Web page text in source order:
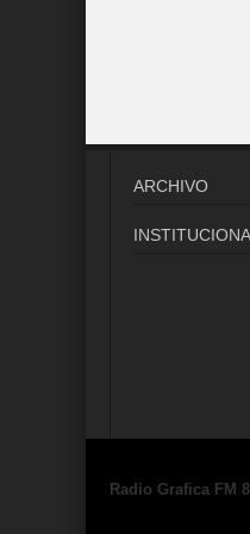
ARCHIVO
Radio Grafica FM